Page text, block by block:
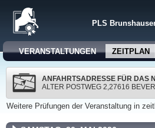
PLS
VERANSTALTUNGEN ZEITPLAN
ANFAHRTSADRESSE FÜR DAS
ALTER POSTWEG 2,27616
Weitere Prüfungen der Veranstaltung in